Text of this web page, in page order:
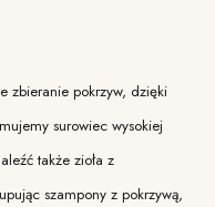
zbieranie pokrzyw, dzięki
surowiec wysokiej
także zioła z
szampony z pokrzywą,